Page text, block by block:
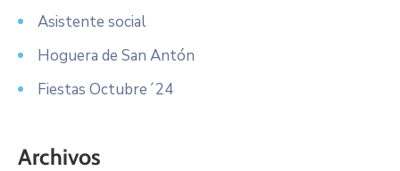
Asistente social
Hoguera de San Antón
Fiestas Octubre´24
Archivos